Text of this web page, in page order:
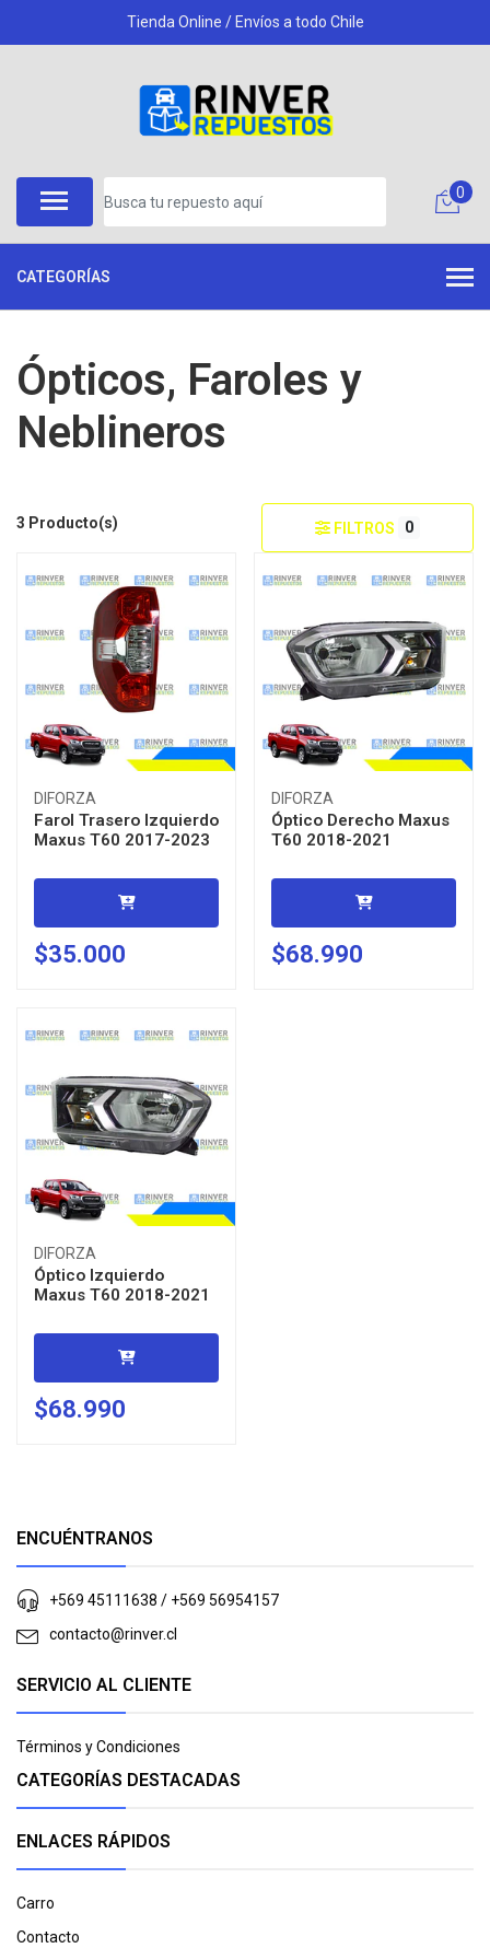
Tienda Online / Envíos a todo Chile
0
CATEGORÍAS
Ópticos, Faroles y
Neblineros
3 Producto(s) FILTROS 0
DIFORZA
Farol Trasero Izquierdo
Maxus T60 2017-2023
$35.000
DIFORZA
Óptico Derecho Maxus
T60 2018-2021
$68.990
DIFORZA
Óptico Izquierdo
Maxus T60 2018-2021
$68.990
ENCUÉNTRANOS
+569 45111638 / +569 56954157
contacto@rinver.cl
SERVICIO AL CLIENTE
Términos y Condiciones
CATEGORÍAS DESTACADAS
ENLACES RÁPIDOS
Carro
Contacto